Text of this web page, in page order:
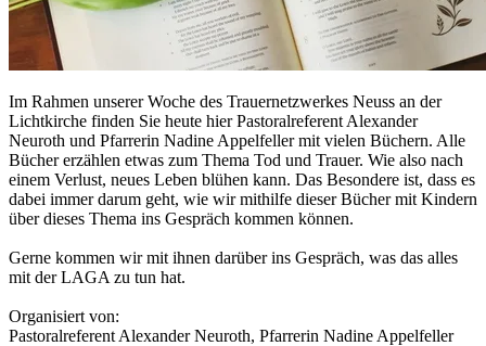
Im Rahmen unserer Woche des Trauernetzwerkes Neuss an der
Lichtkirche finden Sie heute hier Pastoralreferent Alexander
Neuroth und Pfarrerin Nadine Appelfeller mit vielen Büchern. Alle
Bücher erzählen etwas zum Thema Tod und Trauer. Wie also nach
einem Verlust, neues Leben blühen kann. Das Besondere ist, dass es
dabei immer darum geht, wie wir mithilfe dieser Bücher mit Kindern
über dieses Thema ins Gespräch kommen können.
Gerne kommen wir mit ihnen darüber ins Gespräch, was das alles
mit der LAGA zu tun hat.
Organisiert von:
Pastoralreferent Alexander Neuroth, Pfarrerin Nadine Appelfeller